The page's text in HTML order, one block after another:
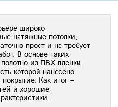
широко
натяжные потолки,
прост и не требует
В основе таких
из ПВХ пленки,
которой нанесено
Как итог –
и хорошие